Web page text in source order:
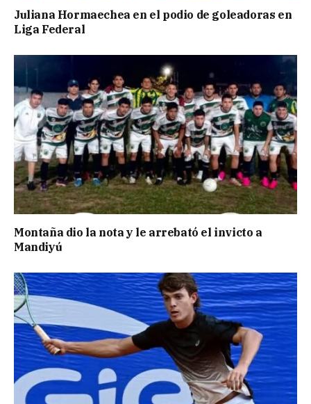
Juliana Hormaechea en el podio de goleadoras en
Liga Federal
Montaña dio la nota y le arrebató el invicto a
Mandiyú